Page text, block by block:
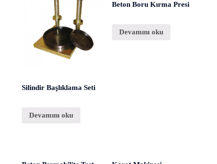
Silindir Başlıklama Seti
Devamını oku
Beton Boru Kırma Presi
Devamını oku